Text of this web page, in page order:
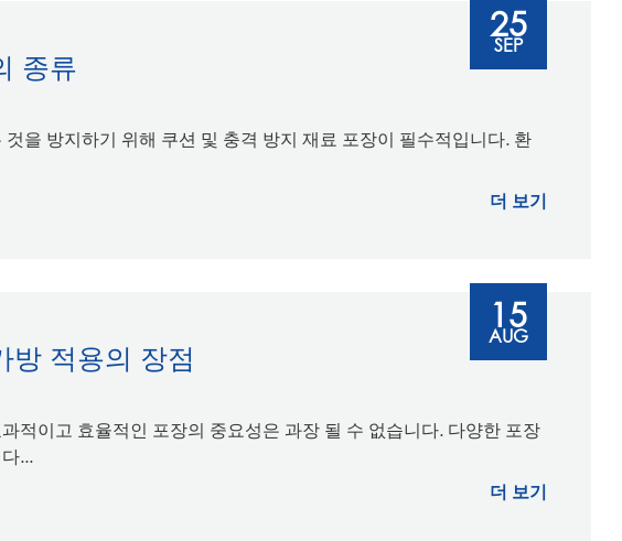
종류
을 방지하기 위해 쿠션 및 충격 방지 재료 포장이 필수적입니다. 환
더 보기
25
SEP
방 적용의 장점
적이고 효율적인 포장의 중요성은 과장 될 수 없습니다. 다양한 포장
...
더 보기
15
AUG